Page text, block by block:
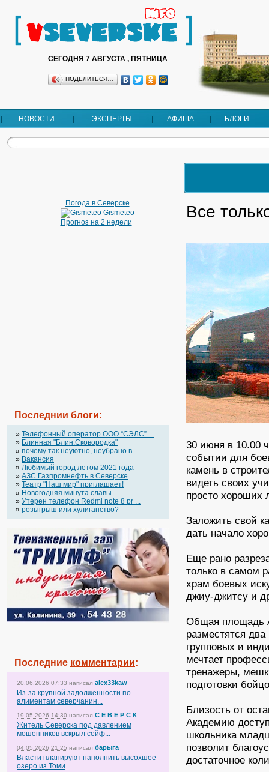
СЕГОДНЯ 7 АВГУСТА , ПЯТНИЦА
ПОДЕЛИТЬСЯ…
НОВОСТИ ЭКСПЕРТЫ АФИША БЛОГИ
Погода в Северске
Gismeteo
Прогноз на 2 недели
Последнии блоги:
» Телефонный оператор OOO “СЭЛС” ...
» Блинная "Блин.Сковородка"
» почему так неуютно, неубрано в ...
» Вакансия
» Любимый город летом 2021 года
» АЗС Газпромнефть в Северске
» Театр "Наш мир" приглашает!
» Новогодняя минута славы
» Утерен телефон Redmi note 8 pr ...
» розыгрыш или хулиганство?
Последние комментарии:
20.06.2026 07:33 написал alex33kaw
Из-за крупной задолженности по
алиментам северчанин...
19.05.2026 14:30 написал С Е В Е Р С К
Житель Северска под давлением
мошенников вскрыл сейф...
04.05.2026 21:25 написал барыга
Власти планируют наполнить высохшее
озеро из Томи
Все
30 июня в 10.00
событии для
камень в
видеть своих
просто хороших
Заложить свой
дать начало
Еще рано
только в самом
храм боевых
джиу-джитсу и
Общая площадь
разместятся
групповых и
мечтает
тренажеры,
подготовки
Близость от
Академию
школьника
позволит
достаточное